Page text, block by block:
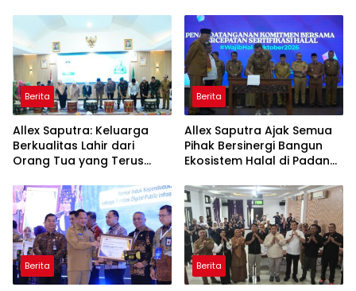
Berita
Allex Saputra: Keluarga
Berkualitas Lahir dari
Orang Tua yang Terus
Berita
Allex Saputra Ajak Semua
Pihak Bersinergi Bangun
Ekosistem Halal di Padang
Berita Berita